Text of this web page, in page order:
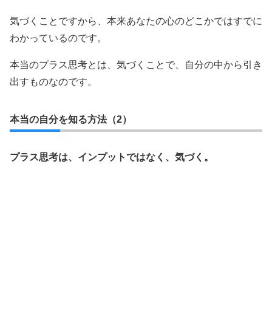
気づくことですから、本来あなたの心のどこかではすでに
わかっているのです。
本当のプラス思考とは、気づくことで、自分の中から引き
出すものなのです。
本当の自分を知る方法（2）
プラス思考は、インプットではなく、気づく。